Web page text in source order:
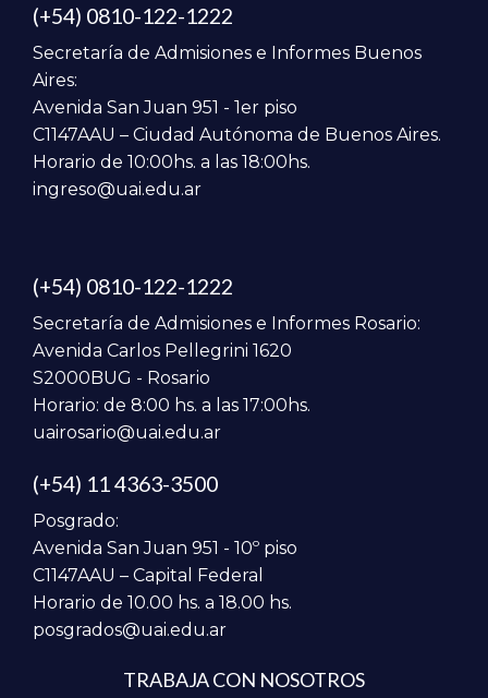
(+54) 0810-122-1222
Secretaría de Admisiones e Informes Buenos
Aires:
Avenida San Juan 951 - 1er piso
C1147AAU – Ciudad Autónoma de Buenos Aires.
Horario de 10:00hs. a las 18:00hs.
ingreso@uai.edu.ar
(+54) 0810-122-1222
Secretaría de Admisiones e Informes Rosario:
Avenida Carlos Pellegrini 1620
S2000BUG - Rosario
Horario: de 8:00 hs. a las 17:00hs.
uairosario@uai.edu.ar
(+54) 11 4363-3500
Posgrado:
Avenida San Juan 951 - 10º piso
C1147AAU – Capital Federal
Horario de 10.00 hs. a 18.00 hs.
posgrados@uai.edu.ar
TRABAJA CON NOSOTROS